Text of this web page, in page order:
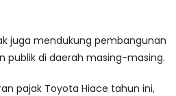
juga mendukung pembangunan
publik di daerah masing-masing.
pajak Toyota Hiace tahun ini,